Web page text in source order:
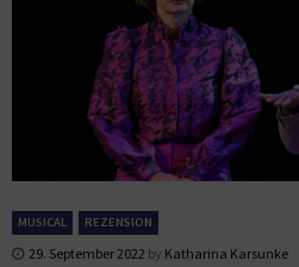
MUSICAL REZENSION
29. September 2022 by Katharina Karsunke